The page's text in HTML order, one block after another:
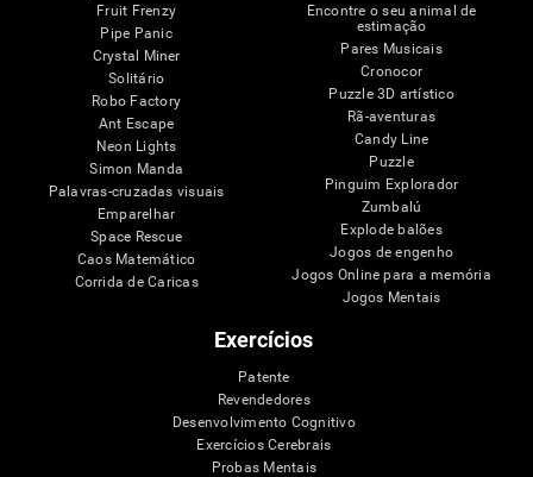
Fruit Frenzy
Pipe Panic
Crystal Miner
Solitário
Robo Factory
Ant Escape
Neon Lights
Simon Manda
Palavras-cruzadas visuais
Emparelhar
Space Rescue
Caos Matemático
Corrida de Caricas
Encontre o seu animal de
estimação
Pares Musicais
Cronocor
Puzzle 3D artístico
Rã-aventuras
Candy Line
Puzzle
Pinguim Explorador
Zumbalú
Explode balões
Jogos de engenho
Jogos Online para a memória
Jogos Mentais
Exercícios
Patente
Revendedores
Desenvolvimento Cognitivo
Exercícios Cerebrais
Probas Mentais